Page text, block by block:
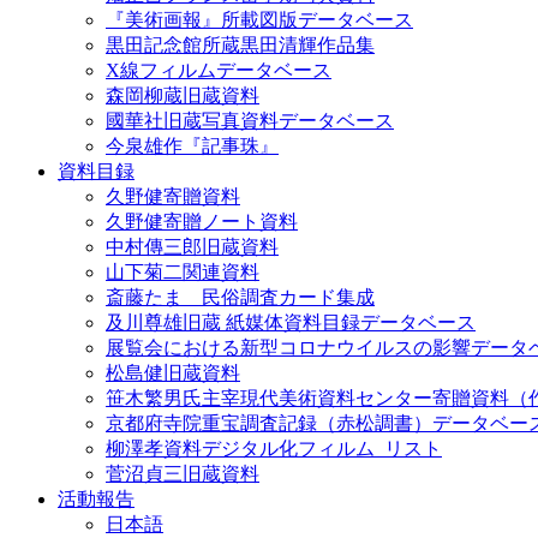
『美術画報』所載図版データベース
黒田記念館所蔵黒田清輝作品集
X線フィルムデータベース
森岡柳蔵旧蔵資料
國華社旧蔵写真資料データベース
今泉雄作『記事珠』
資料目録
久野健寄贈資料
久野健寄贈ノート資料
中村傳三郎旧蔵資料
山下菊二関連資料
斎藤たま 民俗調査カード集成
及川尊雄旧蔵 紙媒体資料目録データベース
展覧会における新型コロナウイルスの影響データ
松島健旧蔵資料
笹木繁男氏主宰現代美術資料センター寄贈資料（
京都府寺院重宝調査記録（赤松調書）データベー
柳澤孝資料デジタル化フィルム_リスト
菅沼貞三旧蔵資料
活動報告
日本語